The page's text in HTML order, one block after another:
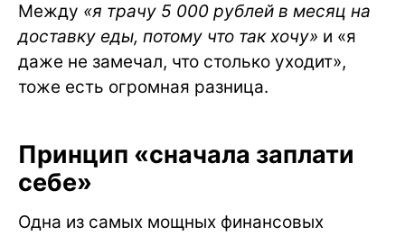
Между «я трачу 5 000 рублей в месяц на
доставку еды, потому что так хочу» и «я
даже не замечал, что столько уходит»,
тоже есть огромная разница.
Принцип «сначала заплати
себе»
Одна из самых мощных финансовых